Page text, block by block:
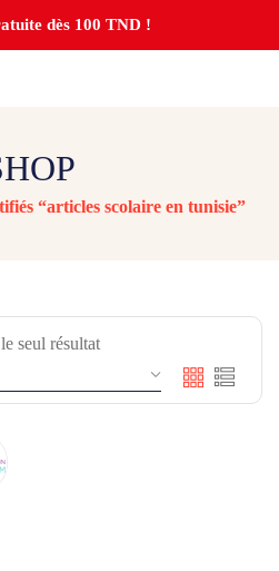
dès 100 TND !
“articles scolaire en tunisie”
seul résultat